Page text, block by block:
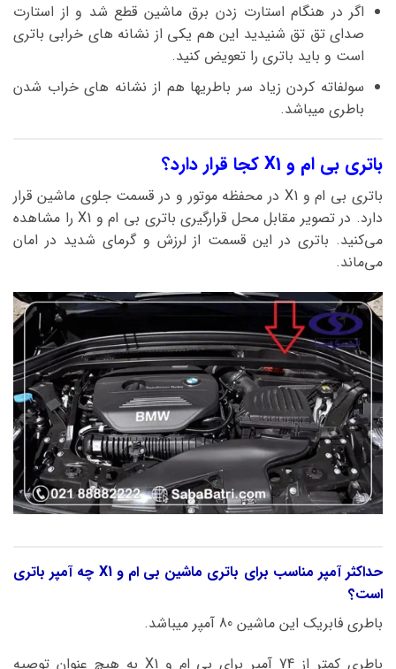
اگر در هنگام استارت زدن برق ماشین قطع شد و از استارت
صدای تق تق شنیدید این هم یکی از نشانه های خرابی باتری
است و باید باتری را تعویض کنید.
سولفاته کردن زیاد سر باطریها هم از نشانه های خراب شدن
باطری میباشد.
باتری بی ام و X1 کجا قرار دارد؟
باتری بی ام و X1 در محفظه موتور و در قسمت جلوی ماشین قرار
دارد. در تصویر مقابل محل قرارگیری باتری بی ام و X1 را مشاهده
می‌کنید. باتری در این قسمت از لرزش و گرمای شدید در امان
می‌ماند.
حداکثر آمپر مناسب برای باتری ماشین بی ام و X1 چه آمپر باتری
است؟
باطری فابریک این ماشین 80 آمپر میباشد.
باطری کمتر از 74 آمپر برای بی ام و X1 به هیچ عنوان توصیه